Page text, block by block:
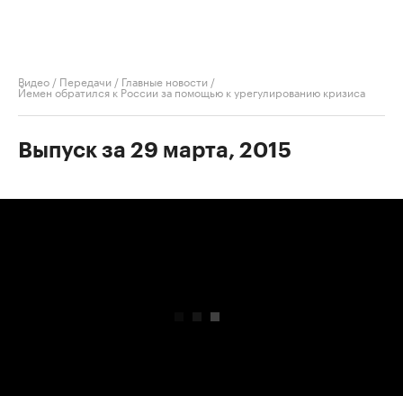
Видео / Передачи / Главные новости /
Йемен обратился к России за помощью к урегулированию кризиса
Выпуск за 29 марта, 2015